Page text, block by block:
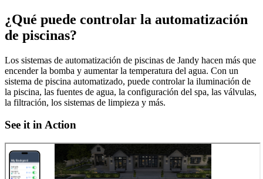
¿Qué puede controlar la automatización
de piscinas?
Los sistemas de automatización de piscinas de Jandy hacen más que
encender la bomba y aumentar la temperatura del agua. Con un
sistema de piscina automatizado, puede controlar la iluminación de
la piscina, las fuentes de agua, la configuración del spa, las válvulas,
la filtración, los sistemas de limpieza y más.
See it in Action